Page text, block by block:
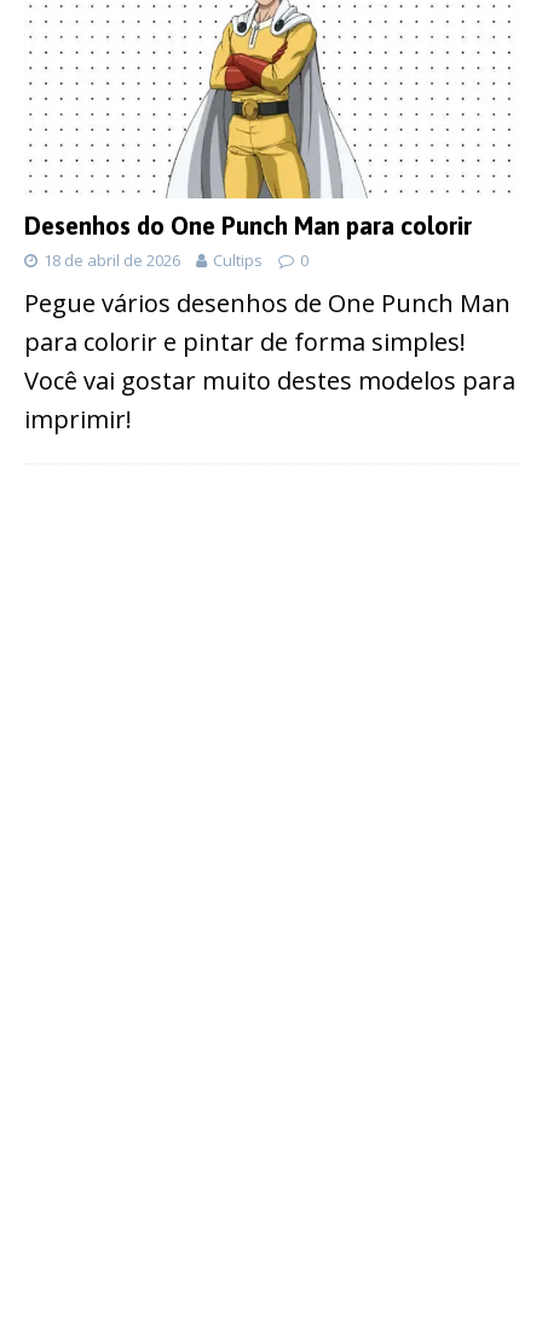
Desenhos do One Punch Man para colorir
18 de abril de 2026 Cultips 0
Pegue vários desenhos de One Punch Man
para colorir e pintar de forma simples!
Você vai gostar muito destes modelos para
imprimir!